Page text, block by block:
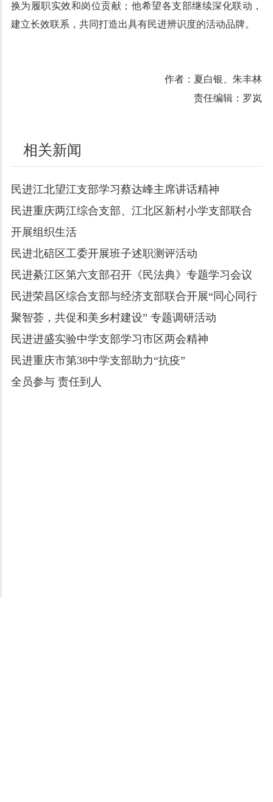
换为履职实效和岗位贡献；他希望各支部继续深化联动，
建立长效联系，共同打造出具有民进辨识度的活动品牌。
作者：夏白银、朱丰林
责任编辑：罗岚
相关新闻
民进江北望江支部学习蔡达峰主席讲话精神
民进重庆两江综合支部、江北区新村小学支部联合
开展组织生活
民进北碚区工委开展班子述职测评活动
民进綦江区第六支部召开《民法典》专题学习会议
民进荣昌区综合支部与经济支部联合开展“同心同行
聚智荟，共促和美乡村建设” 专题调研活动
民进进盛实验中学支部学习市区两会精神
民进重庆市第38中学支部助力“抗疫”
全员参与 责任到人